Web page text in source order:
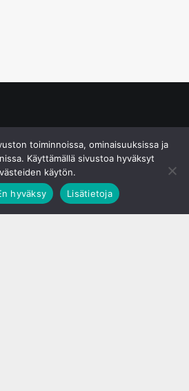
toiminnoissa, ominaisuuksissa ja
Käyttämällä sivustoa hyväksyt
käytön.
hyväksy Lisätietoja